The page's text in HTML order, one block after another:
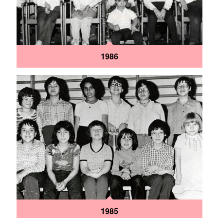
1986
1985